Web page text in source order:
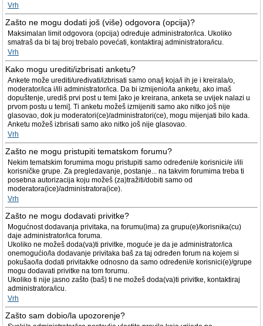
Vrh
Zašto ne mogu dodati još (više) odgovora (opcija)?
Maksimalan limit odgovora (opcija) određuje administrator/ica. Ukoliko
smatraš da bi taj broj trebalo povećati, kontaktiraj administratora/icu.
Vrh
Kako mogu urediti/izbrisati anketu?
Ankete može urediti/uređivati/izbrisati samo ona/j koja/i ih je i kreirala/o,
moderator/ica i/ili administrator/ica. Da bi izmijenio/la anketu, ako imaš
dopuštenje, urediš prvi post u temi [ako je kreirana, anketa se uvijek nalazi u
prvom postu u temi]. Ti anketu možeš izmijeniti samo ako nitko još nije
glasovao, dok ju moderatori(ce)/administratori(ce), mogu mijenjati bilo kada.
Anketu možeš izbrisati samo ako nitko još nije glasovao.
Vrh
Zašto ne mogu pristupiti tematskom forumu?
Nekim tematskim forumima mogu pristupiti samo određeni/e korisnici/e i/ili
korisničke grupe. Za pregledavanje, postanje... na takvim forumima treba ti
posebna autorizacija koju možeš (za)tražiti/dobiti samo od
moderatora(ice)/administratora(ice).
Vrh
Zašto ne mogu dodavati privitke?
Mogućnost dodavanja privitaka, na forumu(ima) za grupu(e)/korisnika(cu)
daje administrator/ica foruma.
Ukoliko ne možeš doda(va)ti privitke, moguće je da je administrator/ica
onemogućio/la dodavanje privitaka baš za taj određen forum na kojem si
pokušao/la dodati privitak/ke odnosno da samo određeni/e korisnici(e)/grupe
mogu dodavati privitke na tom forumu.
Ukoliko ti nije jasno zašto (baš) ti ne možeš doda(va)ti privitke, kontaktiraj
administratora/icu.
Vrh
Zašto sam dobio/la upozorenje?